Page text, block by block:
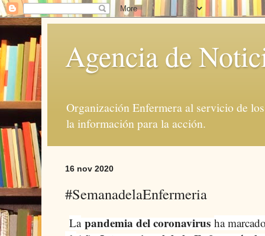
Agencia de
Organización Enfermera al servicio de
la información para la acción.
16 nov 2020
#SemanadelaEnfermeria
La pandemia del coronavirus ha